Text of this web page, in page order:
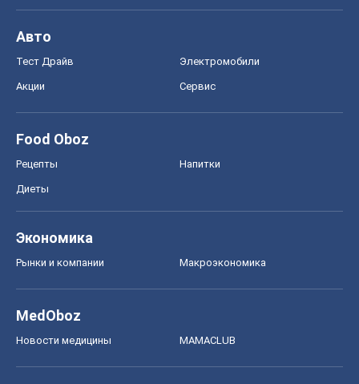
Авто
Тест Драйв Электромобили
Акции Сервис
Food Oboz
Рецепты Напитки
Диеты
Экономика
Рынки и компании Mакроэкономика
MedOboz
Новости медицины MAMACLUB